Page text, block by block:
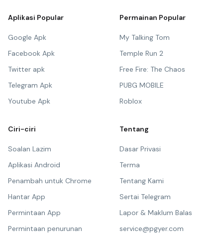
Aplikasi Popular
Google Apk
Facebook Apk
Twitter apk
Telegram Apk
Youtube Apk
Permainan Popular
My Talking Tom
Temple Run 2
Free Fire: The Chaos
PUBG MOBILE
Roblox
Ciri-ciri
Soalan Lazim
Aplikasi Android
Penambah untuk Chrome
Hantar App
Permintaan App
Permintaan penurunan
Tentang
Dasar Privasi
Terma
Tentang Kami
Sertai Telegram
Lapor & Maklum Balas
service@pgyer.com